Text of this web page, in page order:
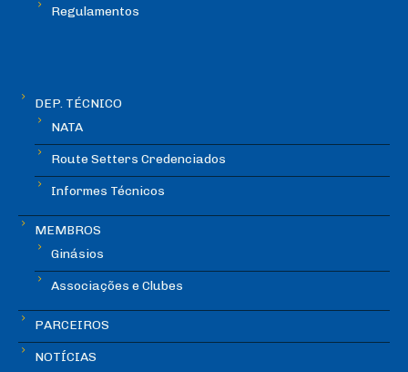
Regulamentos
DEP. TÉCNICO
NATA
Route Setters Credenciados
Informes Técnicos
MEMBROS
Ginásios
Associações e Clubes
PARCEIROS
NOTÍCIAS